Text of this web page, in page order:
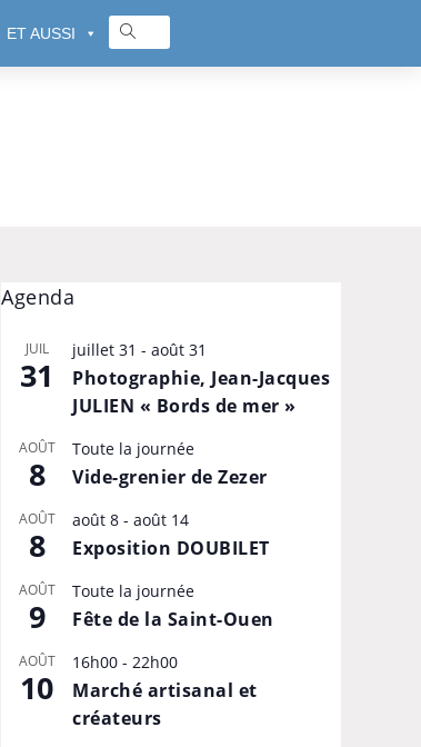
ET AUSSI
Agenda
JUIL
31
juillet 31 - août 31
Photographie, Jean-Jacques
JULIEN « Bords de mer »
AOÛT
8
Toute la journée
Vide-grenier de Zezer
AOÛT
8
août 8 - août 14
Exposition DOUBILET
AOÛT
9
Toute la journée
Fête de la Saint-Ouen
AOÛT
10
16h00 - 22h00
Marché artisanal et
créateurs